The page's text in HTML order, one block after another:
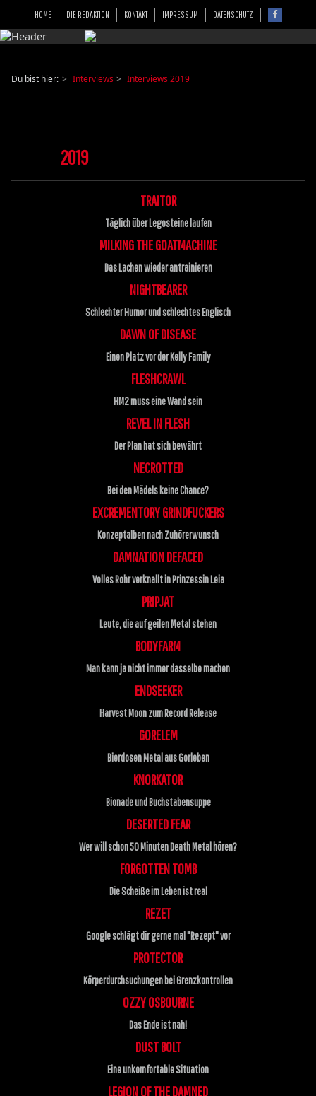
HOME DIE REDAKTION KONTAKT IMPRESSUM DATENSCHUTZ
Du bist hier: Interviews Interviews 2019
2019
TRAITOR
Täglich über Legosteine laufen
MILKING THE GOATMACHINE
Das Lachen wieder antrainieren
NIGHTBEARER
Schlechter Humor und schlechtes Englisch
DAWN OF DISEASE
Einen Platz vor der Kelly Family
FLESHCRAWL
HM2 muss eine Wand sein
REVEL IN FLESH
Der Plan hat sich bewährt
NECROTTED
Bei den Mädels keine Chance?
EXCREMENTORY GRINDFUCKERS
Konzeptalben nach Zuhörerwunsch
DAMNATION DEFACED
Volles Rohr verknallt in Prinzessin Leia
PRIPJAT
Leute, die auf geilen Metal stehen
BODYFARM
Man kann ja nicht immer dasselbe machen
ENDSEEKER
Harvest Moon zum Record Release
GORELEM
Bierdosen Metal aus Gorleben
KNORKATOR
Bionade und Buchstabensuppe
DESERTED FEAR
Wer will schon 50 Minuten Death Metal hören?
FORGOTTEN TOMB
Die Scheiße im Leben ist real
REZET
Google schlägt dir gerne mal "Rezept" vor
PROTECTOR
Körperdurchsuchungen bei Grenzkontrollen
OZZY OSBOURNE
Das Ende ist nah!
DUST BOLT
Eine unkomfortable Situation
LEGION OF THE DAMNED